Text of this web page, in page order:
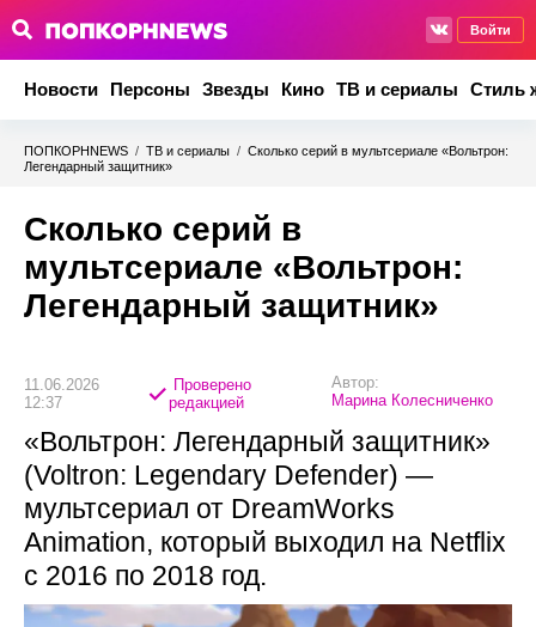
Войти
Новости Персоны Звезды Кино ТВ и сериалы Стиль
ПОПКОРНNEWS / ТВ и сериалы / Сколько серий в мультсериале «Вольтрон:
Легендарный защитник»
Сколько серий в
мультсериале «Вольтрон:
Легендарный защитник»
11.06.2026
12:37
Проверено
редакцией
Автор:
Марина Колесниченко
«Вольтрон: Легендарный защитник»
(Voltron: Legendary Defender) —
мультсериал от DreamWorks
Animation, который выходил на Netflix
с 2016 по 2018 год.